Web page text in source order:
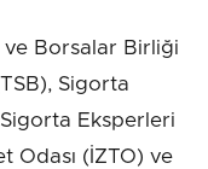
Borsalar Birliği
Sigorta
Eksperleri
Odası (İZTO) ve